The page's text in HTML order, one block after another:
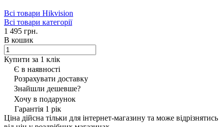
Всі товари Hikvision
Всі товари категорії
1 495 грн.
В кошик
Купити за 1 клiк
Є в наявності
Розрахувати доставку
Знайшли дешевше?
Хочу в подарунок
Гарантія 1 рік
Ціна дійсна тільки для інтернет-магазину та може відрізнятись